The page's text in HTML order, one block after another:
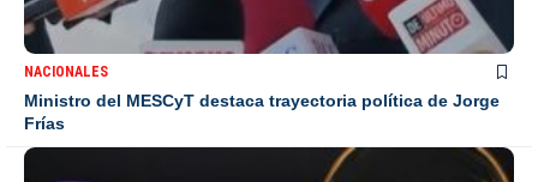
NACIONALES
Ministro del MESCyT destaca trayectoria política de Jorge
Frías